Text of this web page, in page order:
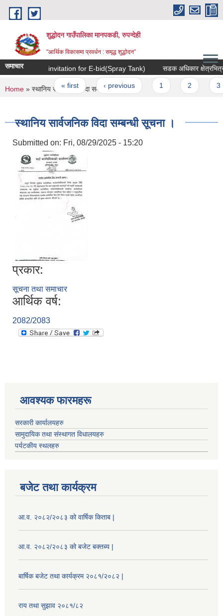
Skip to main content
शुद्धोदन गाउँपालिका मानपकडी, रुपन्देही
"आर्थिक विकासमा प्रवर्धन : समृद्ध शुद्धोदन”
समाचार invitation for E-bid(Spray Tank) सडक अधिकार क्षेत्रभित्रका
Pages
« first ‹ previous
You are here
Home » स्थानिय सार्वजनिक विदा सम्बन्धी सूचना ।
स्थानिय सार्वजनिक विदा सम्बन्धी सूचना ।
Submitted on: Fri, 08/29/2025 - 15:20
प्रकार:
सूचना तथा समाचार
आर्थिक वर्ष:
2082/2083
आवश्यक फारमहरू
सरकारी कार्यालयहरु
सामुदायिक तथा संस्थागत विधालयहरु
पर्यटकीय स्थलहरु
बजेट तथा कार्यक्रम
आ.व. २०८२/२०८३ को वार्षिक किताब |
आ.व. २०८२/२०८३ को बजेट बक्तब्य |
बार्षिक बजेट तथा कार्यक्रम २०८१/२०८२ |
राय तथा सुझाव २०८१/८२